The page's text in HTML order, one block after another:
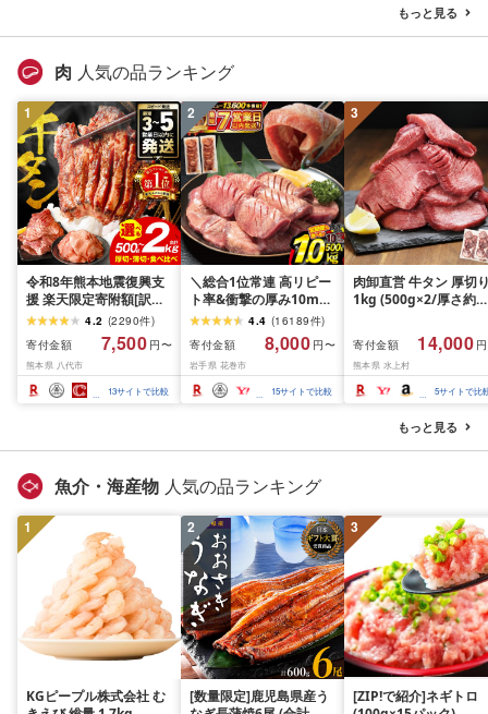
もっと見る
肉 人気の品ランキング
1
令和8年熊本地震復興支
援 楽天限定寄附額[訳あ
り]牛タン 500g〜2kg 肉
牛肉 訳あり 牛タン 冷凍
小分け 厚切り 薄切り 食
べ比べ 500g 1kg 1.5kg
2kg 牛 人気 ビーフ 牛た
ん ふるさと納税 ランキ
4.2 (2290件)
寄付金額
7,500 円〜
熊本県 八代市
13サイトで比較
2
＼総合1位常連 高リピー
ト率&衝撃の厚み10mm
厚切り牛タン 塩味/ ≪ス
ピード発送!!10営業日以
内発送≫ 選べる内容量
500g / 1kg 定期便 毎月
届く 牛肉 肉 BBQ ふるさ
と 人気 ランキング 岩手
4.4 (16189件)
寄付金額
8,000 円〜
岩手県 花巻市
15サイトで比較
3
肉卸直営 牛タン 厚切
1kg (500g×2/厚さ約
牛肉 焼肉 冷凍 スライ
業務用 バーベキュー
BBQ おつまみ ギフト
祝い お中元 夏ギフト
寄付金額 14,000
熊本県 水上村
5サイトで比
もっと見る
魚介・海産物 人気の品ランキング
1
KGピープル株式会社 む
2
[数量限定]鹿児島県産う
3
[ZIP!で紹介]ネギトロ